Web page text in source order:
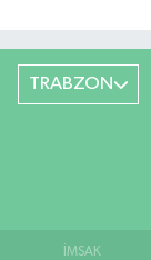
TRABZON
İMSAK